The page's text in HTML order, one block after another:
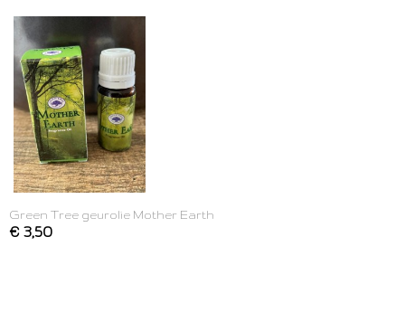
Green Tree geurolie Mother Earth
€ 3,50